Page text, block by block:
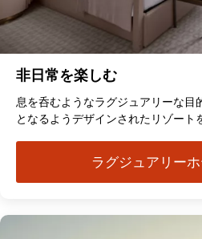
非日常を楽しむ
息を呑むようなラグジュアリーな目
となるようデザインされたリゾート
ラグジュアリー